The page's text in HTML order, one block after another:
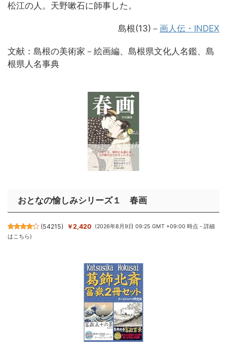
松江の人。天野嗽石に師事した。
島根(13)－ 画人伝・INDEX
文献：島根の美術家－絵画編、島根県文化人名鑑、島
根県人名事典
おとなの愉しみシリーズ１ 春画
(54215) ￥2,420 (2026年8月9日 09:25 GMT +09:00 時点 -詳細
はこちら)